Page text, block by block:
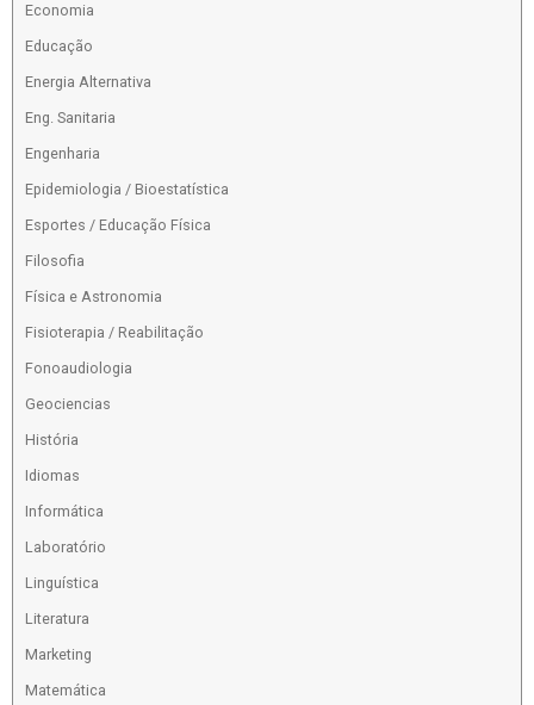
Economia
Educação
Energia Alternativa
Eng. Sanitaria
Engenharia
Epidemiologia / Bioestatística
Esportes / Educação Física
Filosofia
Física e Astronomia
Fisioterapia / Reabilitação
Fonoaudiologia
Geociencias
História
Idiomas
Informática
Laboratório
Linguística
Literatura
Marketing
Matemática